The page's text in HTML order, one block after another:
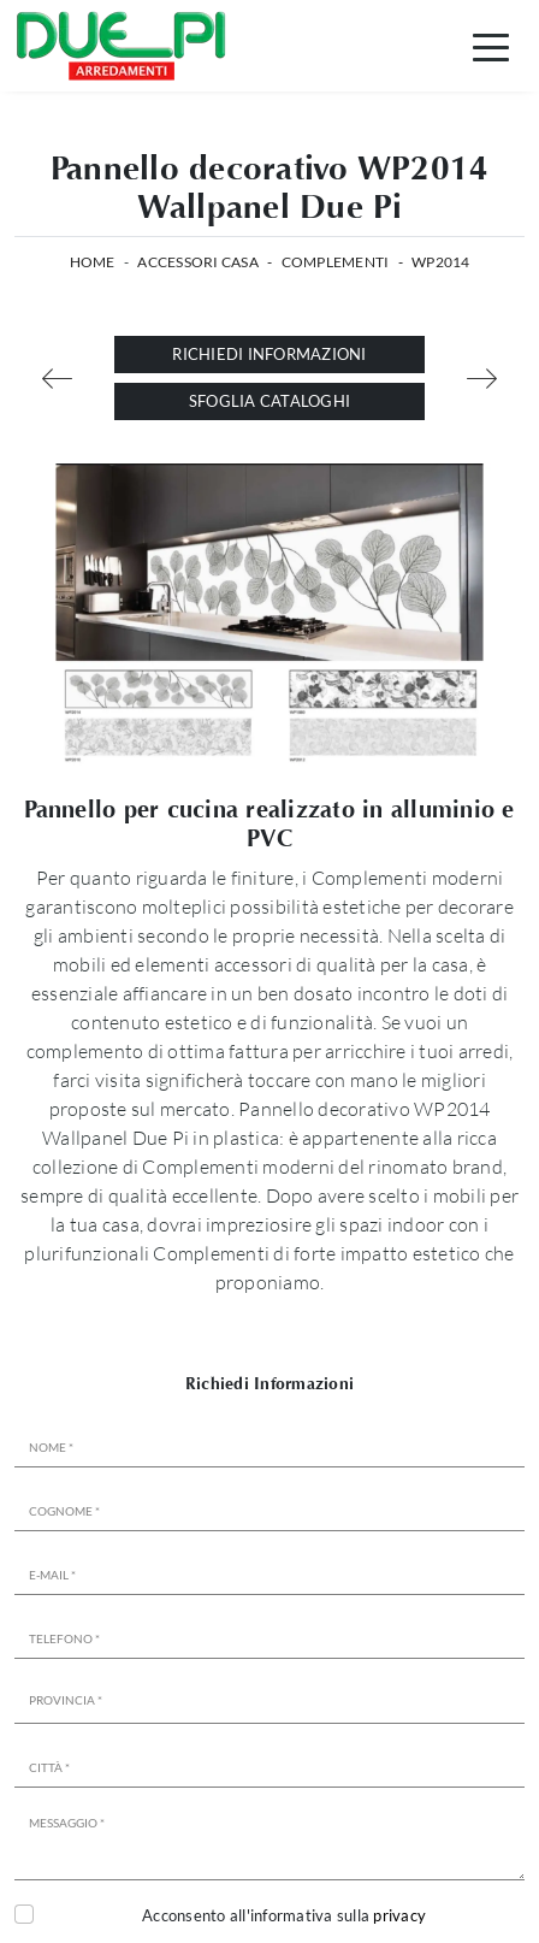
Pannello decorativo WP2014
Wallpanel Due Pi
HOME - ACCESSORI CASA - COMPLEMENTI - WP2014
RICHIEDI INFORMAZIONI
SFOGLIA CATALOGHI
Pannello per cucina realizzato in alluminio e
PVC
Per quanto riguarda le finiture, i Complementi moderni
garantiscono molteplici possibilità estetiche per decorare
gli ambienti secondo le proprie necessità. Nella scelta di
mobili ed elementi accessori di qualità per la casa, è
essenziale affiancare in un ben dosato incontro le doti di
contenuto estetico e di funzionalità. Se vuoi un
complemento di ottima fattura per arricchire i tuoi arredi,
farci visita significherà toccare con mano le migliori
proposte sul mercato. Pannello decorativo WP2014
Wallpanel Due Pi in plastica: è appartenente alla ricca
collezione di Complementi moderni del rinomato brand,
sempre di qualità eccellente. Dopo avere scelto i mobili per
la tua casa, dovrai impreziosire gli spazi indoor con i
plurifunzionali Complementi di forte impatto estetico che
proponiamo.
Richiedi Informazioni
Acconsento all'informativa sulla privacy